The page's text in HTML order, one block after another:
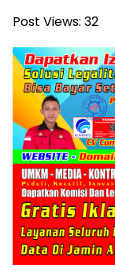
Post Views: 32